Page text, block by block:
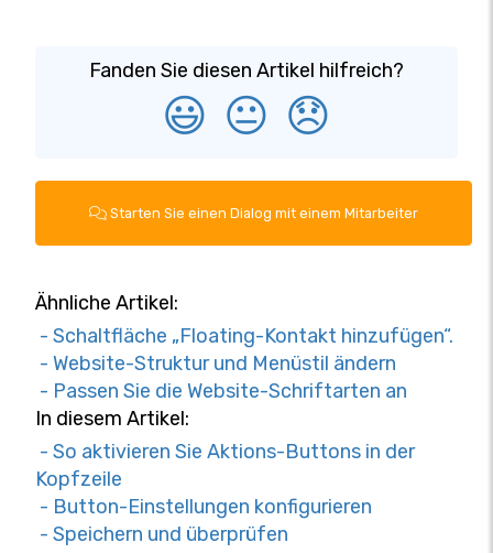
Fanden Sie diesen Artikel hilfreich?
😃 😐 😞
Starten Sie einen Dialog mit einem Mitarbeiter
Ähnliche Artikel:
- Schaltfläche „Floating-Kontakt hinzufügen“.
- Website-Struktur und Menüstil ändern
- Passen Sie die Website-Schriftarten an
In diesem Artikel:
- So aktivieren Sie Aktions-Buttons in der
Kopfzeile
- Button-Einstellungen konfigurieren
- Speichern und überprüfen